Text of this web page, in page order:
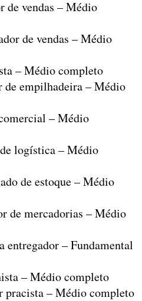
de vendas – Médio
de vendas – Médio
– Médio completo
de empilhadeira – Médio
– Médio
logística – Médio
de estoque – Médio
de mercadorias – Médio
entregador – Fundamental
– Médio completo
pracista – Médio completo